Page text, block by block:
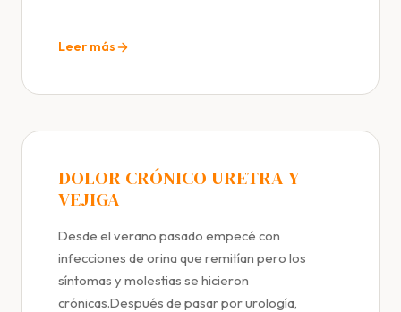
Leer más
DOLOR CRÓNICO URETRA Y
VEJIGA
Desde el verano pasado empecé con
infecciones de orina que remitían pero los
síntomas y molestias se hicieron
crónicas.Después de pasar por urología,